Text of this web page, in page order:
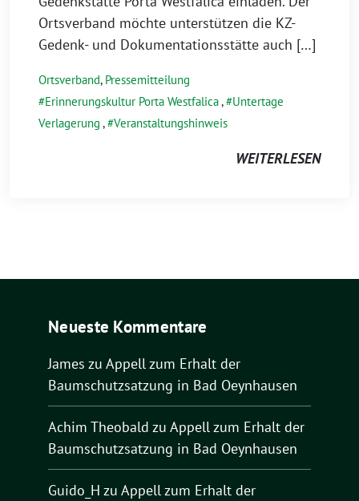
Ortsverband möchte unterstützen die KZ-
Gedenk- und Dokumentationsstätte auch […]
Ortsverband, Pressemitteilung
Erinnerungskultur Porta Westfalica,
Untertage
Verlagerung , Veranstaltungshinweis
WEITERLESEN
Neueste Kommentare
James zu Appell zum Erhalt der
Baumschutzsatzung in Bad Oeynhausen
Achim Theobald zu Appell zum Erhalt der
Baumschutzsatzung in Bad Oeynhausen
Guido_H zu Appell zum Erhalt der